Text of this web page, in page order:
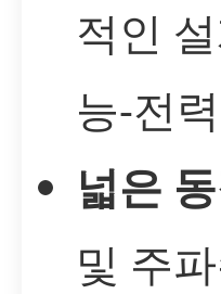
적인
능-전
넓은
및 주